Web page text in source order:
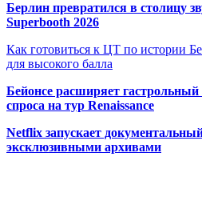
Берлин превратился в столицу
Superbooth 2026
Как готовиться к ЦТ по истории
для высокого балла
Бейонсе расширяет гастрольный
спроса на тур Renaissance
Netflix запускает
эксклюзивными архивами